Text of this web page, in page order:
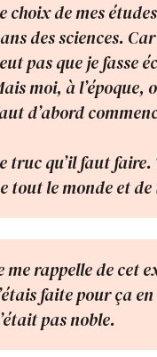
choix de mes
des sciences.
pas que je fasse
moi, à
d’abord
truc qu’il faut
tout le monde et
me rappelle de cet
faite pour ça
pas noble.